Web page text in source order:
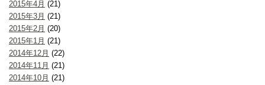
2015年4月 (21)
2015年3月 (21)
2015年2月 (20)
2015年1月 (21)
2014年12月 (22)
2014年11月 (21)
2014年10月 (21)